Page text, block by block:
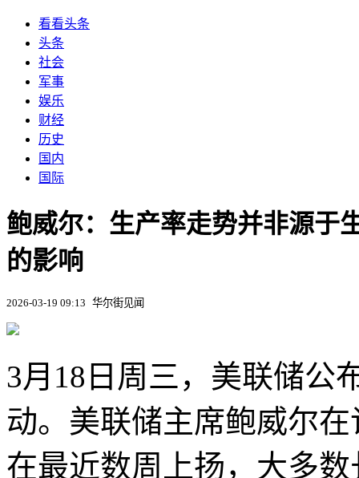
看看头条
头条
社会
军事
娱乐
财经
历史
国内
国际
鲍威尔：生产率走势并非源于
的影响
2026-03-19 09:13 华尔街见闻
3月18日周三，美联储公
动。美联储主席鲍威尔
在最近数周上扬，大多